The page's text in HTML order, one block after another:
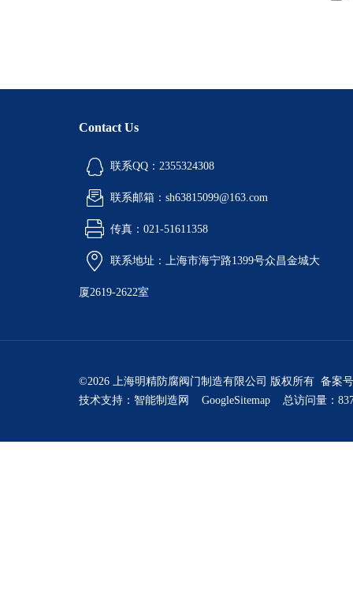
Contact Us
联系QQ：2355324308
联系邮箱：sh63815099@163.com
传真：021-51611358
联系地址：上海市海宁路1399号众昌金城大
厦2619-2622室
©2026 上海明精防腐阀门制造有限公司 版权所有 备案
技术支持： 智能制造网 GoogleSitemap 总访问量：